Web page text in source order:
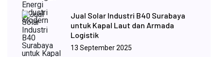
Jual Solar Industri B40 Surabaya
untuk Kapal Laut dan Armada
Logistik
13 September 2025